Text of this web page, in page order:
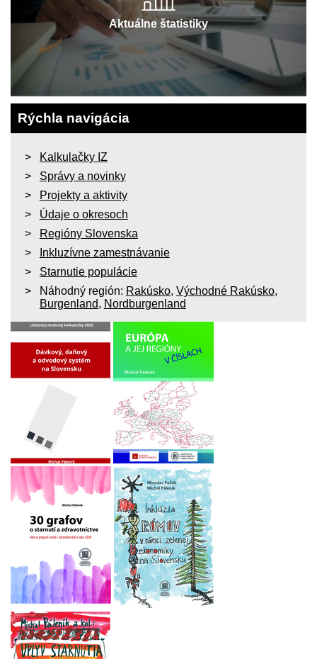
Aktuálne štatistiky
Rýchla navigácia
Kalkulačky IZ
Správy a novinky
Projekty a aktivity
Údaje o okresoch
Regióny Slovenska
Inkluzívne zamestnávanie
Starnutie populácie
Náhodný región: Rakúsko, Východné Rakúsko,
Burgenland, Nordburgenland